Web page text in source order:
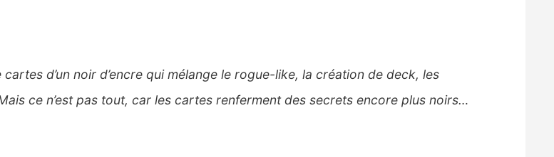
d’un noir d’encre qui mélange le rogue-like, la création de deck, les
ce n’est pas tout, car les cartes renferment des secrets encore plus noirs…